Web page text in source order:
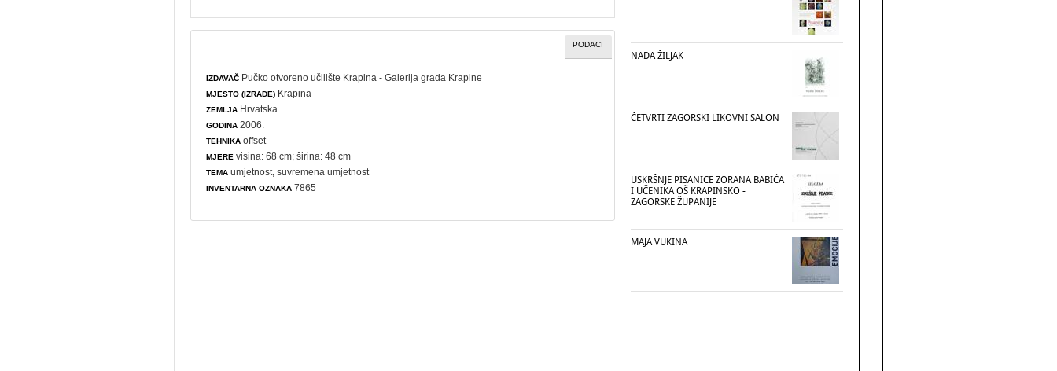
PODACI
IZDAVAČ Pučko otvoreno učilište Krapina - Galerija grada Krapine
MJESTO (IZRADE) Krapina
ZEMLJA Hrvatska
GODINA 2006.
TEHNIKA offset
MJERE visina: 68 cm; širina: 48 cm
TEMA umjetnost ,suvremena umjetnost
INVENTARNA OZNAKA 7865
NADA ŽILJAK
ČETVRTI ZAGORSKI LIKOVNI SALON
USKRŠNJE PISANICE ZORANA BABIĆA
I UČENIKA OŠ KRAPINSKO -
ZAGORSKE ŽUPANIJE
MAJA VUKINA